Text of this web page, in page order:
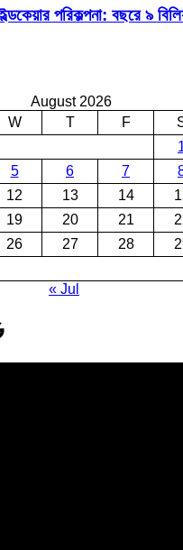
পরিকল্পনা: বছরে ৯
August 2026
W T F
5 6 7
12 13 14
19 20 21
26 27 28
« Jul